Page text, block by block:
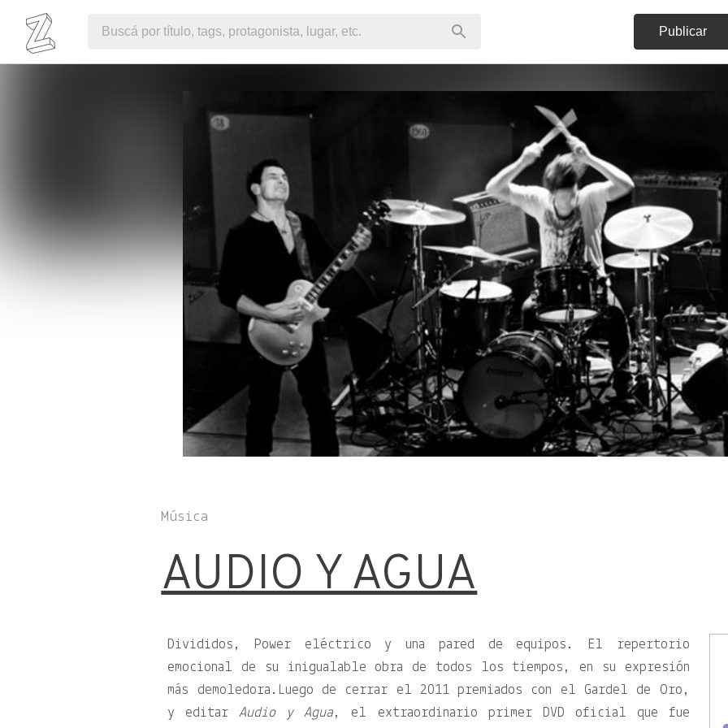
Publicar
Música
AUDIO Y AGUA
Divididos, Power eléctrico y una pared de equipos. El repertorio
emocional de su inigualable obra de todos los tiempos, en su expresión
más demoledora.Luego de cerrar el 2011 premiados con el Gardel de Oro,
y editarAudio y Agua, el extraordinario primer DVD oficial que fue